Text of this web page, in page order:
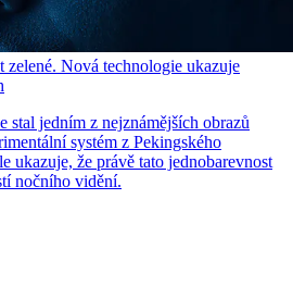
Nová technologie ukazuje
stal jedním z nejznámějších obrazů
systém z Pekingského
ukazuje, že právě tato jednobarevnost
nočního vidění.